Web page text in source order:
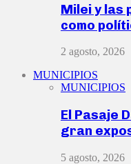
Milei y las
como
2 agosto, 2026
MUNICIPIOS
MUNICIPIOS
El Pasaje
gran
5 agosto, 2026